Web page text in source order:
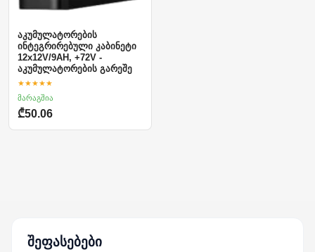
აკუმულატორების
ინტეგრირებული კაბინეტი
12x12V/9AH, +72V -
აკუმულატორების გარეშე
★★★★★
მარაგშია
₾50.06
შეფასებები